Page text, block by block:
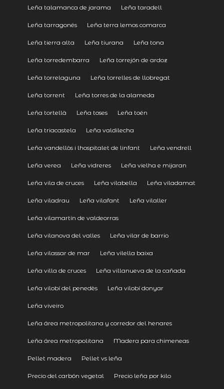
Leña talamanca de jarama Leña taradell
Leña tarragonés Leña terra lemos comarca
Leña tierra alta Leña tiurana Leña tona
Leña torredembarra Leña torrejón de ardoz
Leña torrelaguna Leña torrelles de llobregat
Leña torrent Leña torres de la alameda
Leña tortellà Leña toses Leña toén
Leña triacastela Leña valdilecha
Leña vandellòs i lhospitalet de linfant Leña vendrell
Leña verea Leña vidreres Leña vielha e mijaran
Leña vila de cruces Leña vilabella Leña viladamat
Leña viladrau Leña vilafant Leña vilaller
Leña vilamartín de valdeorras
Leña vilanova del valles Leña vilar de barrio
Leña vilassar de mar Leña vilella baixa
Leña villa de cruces Leña villanueva de la cañada
Leña vilobí del penedès Leña vilobí donyar
Leña viveiro
Leña área metropolitana y corredor del henares
Leña área metropolitana Madera para chimeneas
Pellet madera Pellet vs leña
Precio del carbón vegetal Precio leña por kilo